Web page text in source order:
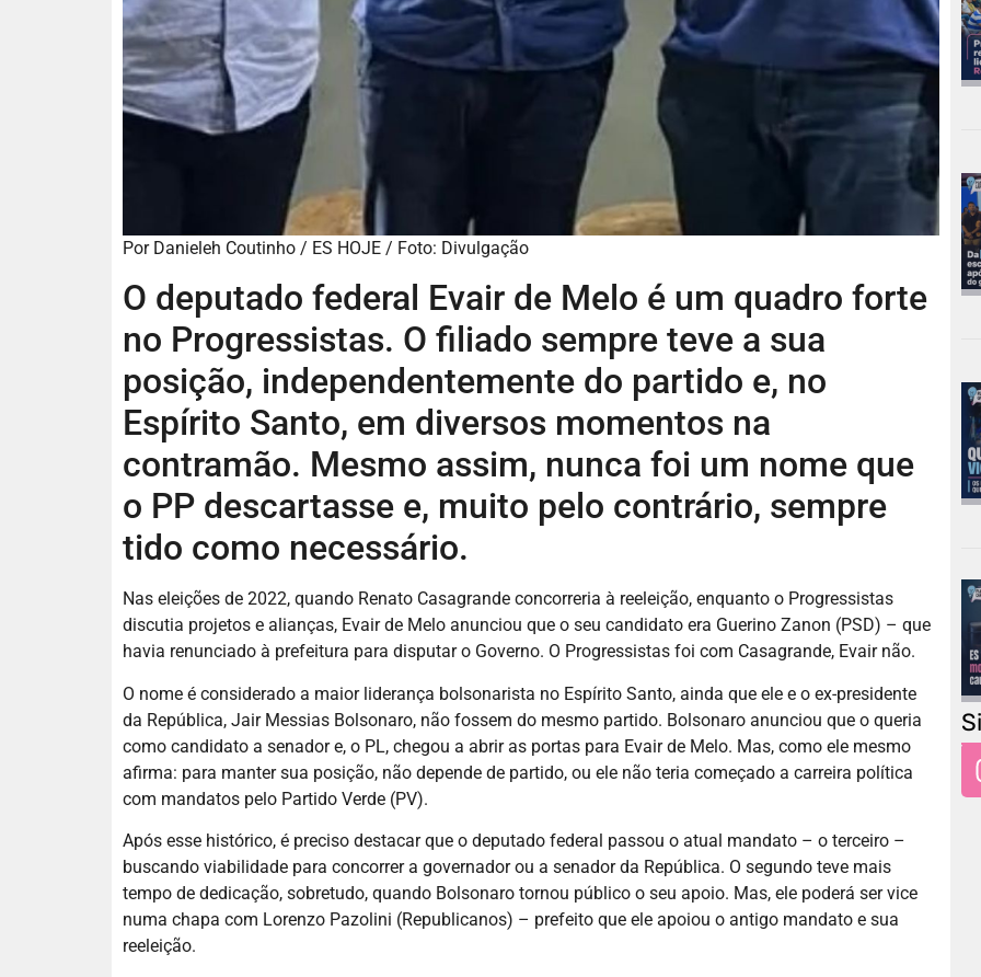
Por Danieleh Coutinho / ES HOJE / Foto: Divulgação
O deputado federal Evair de Melo é um quadro forte
no Progressistas. O filiado sempre teve a sua
posição, independentemente do partido e, no
Espírito Santo, em diversos momentos na
contramão. Mesmo assim, nunca foi um nome que
o PP descartasse e, muito pelo contrário, sempre
tido como necessário.
Nas eleições de 2022, quando Renato Casagrande concorreria à reeleição, enquanto o Progressistas
discutia projetos e alianças, Evair de Melo anunciou que o seu candidato era Guerino Zanon (PSD) – que
havia renunciado à prefeitura para disputar o Governo. O Progressistas foi com Casagrande, Evair não.
O nome é considerado a maior liderança bolsonarista no Espírito Santo, ainda que ele e o ex-presidente
da República, Jair Messias Bolsonaro, não fossem do mesmo partido. Bolsonaro anunciou que o queria
como candidato a senador e, o PL, chegou a abrir as portas para Evair de Melo. Mas, como ele mesmo
afirma: para manter sua posição, não depende de partido, ou ele não teria começado a carreira política
com mandatos pelo Partido Verde (PV).
Após esse histórico, é preciso destacar que o deputado federal passou o atual mandato – o terceiro –
buscando viabilidade para concorrer a governador ou a senador da República. O segundo teve mais
tempo de dedicação, sobretudo, quando Bolsonaro tornou público o seu apoio. Mas, ele poderá ser vice
numa chapa com Lorenzo Pazolini (Republicanos) – prefeito que ele apoiou o antigo mandato e sua
reeleição.